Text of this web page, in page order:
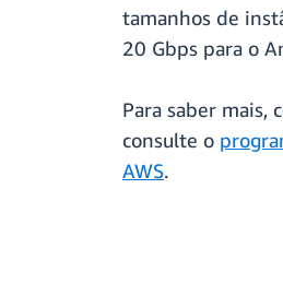
tamanhos de
20 Gbps para o
Para saber mais,
consulte o
AWS.